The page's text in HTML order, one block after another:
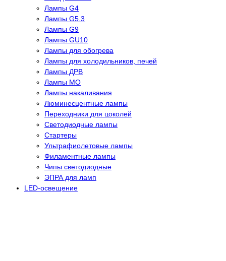
Лампы G4
Лампы G5.3
Лампы G9
Лампы GU10
Лампы для обогрева
Лампы для холодильников, печей
Лампы ДРВ
Лампы МО
Лампы накаливания
Люминесцентные лампы
Переходники для цоколей
Светодиодные лампы
Стартеры
Ультрафиолетовые лампы
Филаментные лампы
Чипы светодиодные
ЭПРА для ламп
LED-освещение